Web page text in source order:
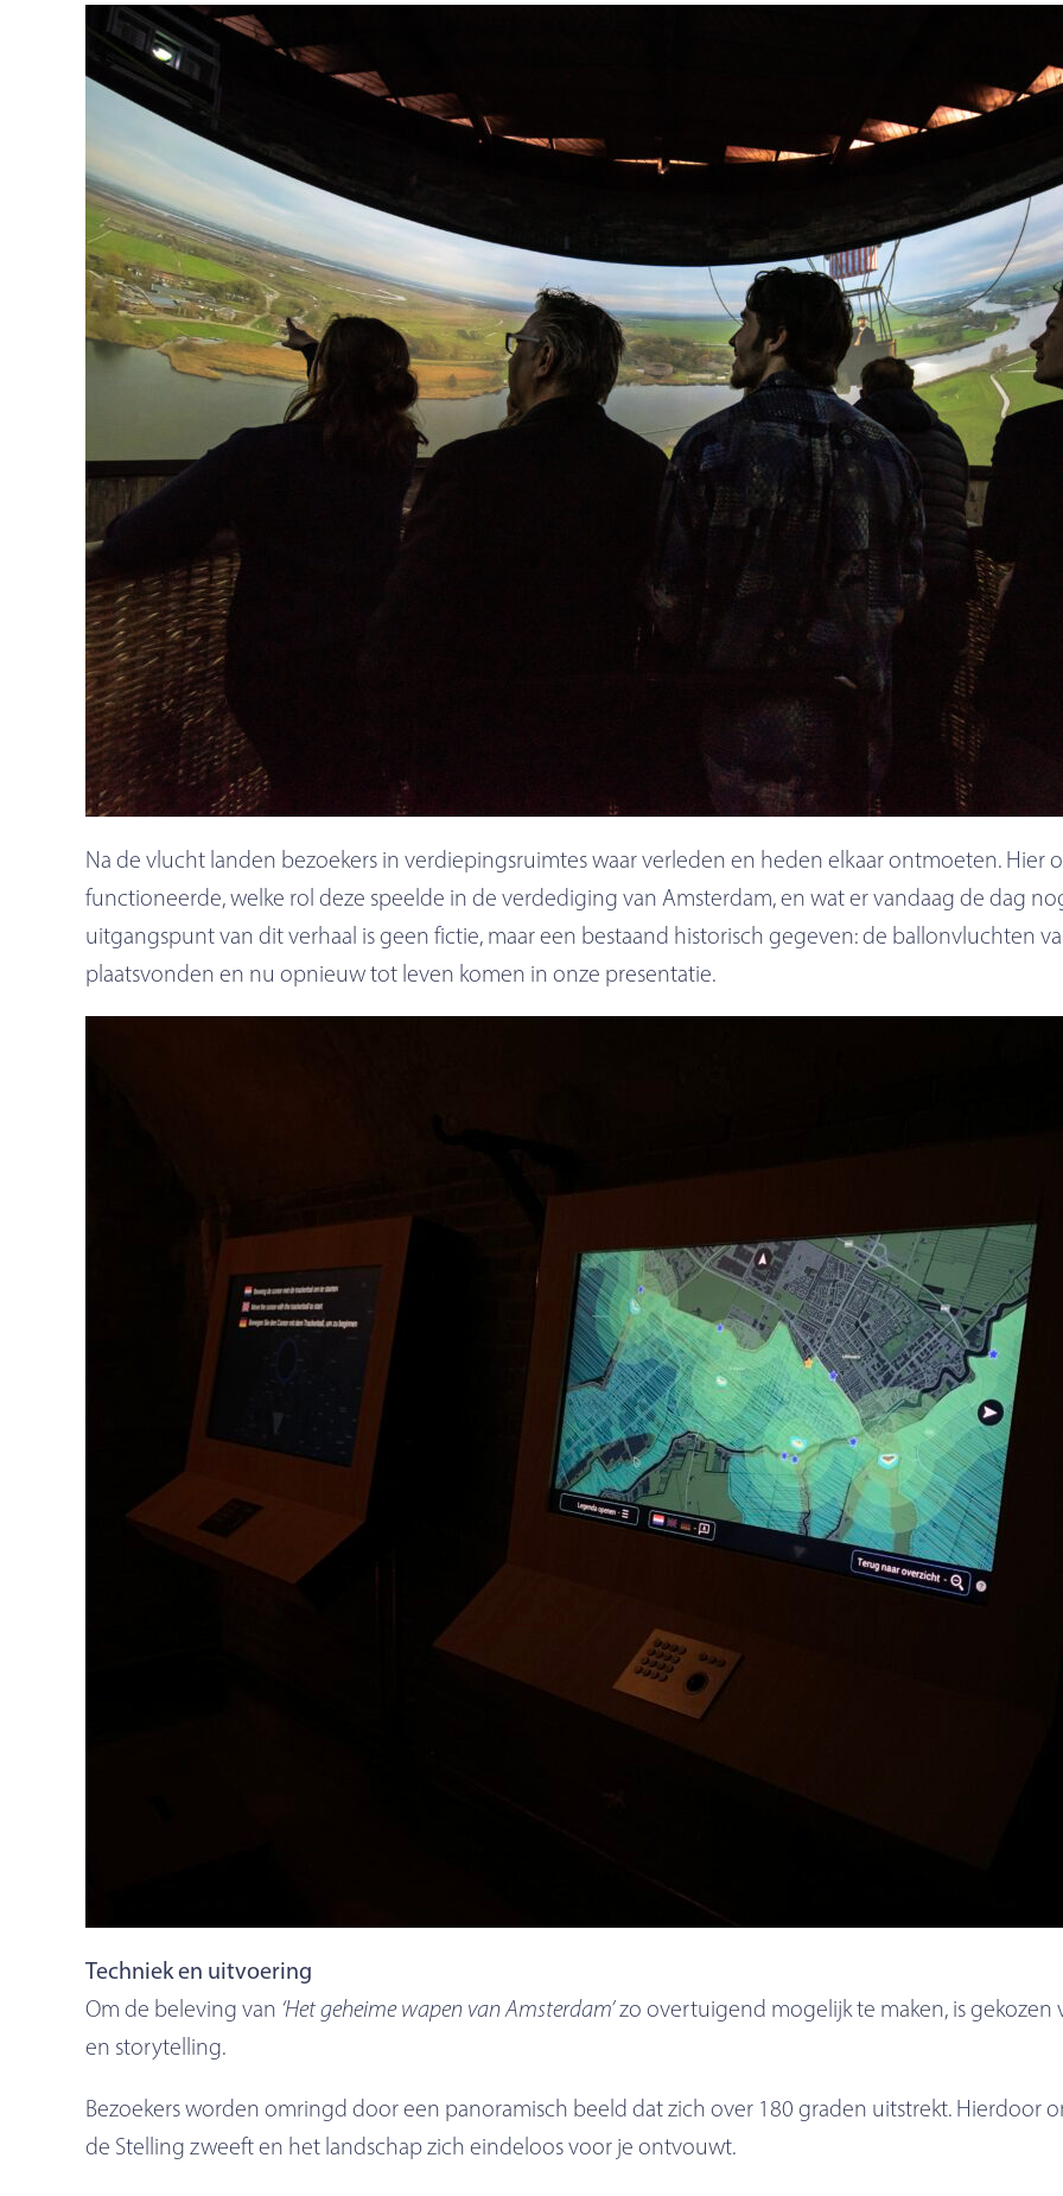
Na de vlucht landen bezoekers in verdiepingsruimtes waar verleden en heden elkaar ontmoeten. Hier
functioneerde, welke rol deze speelde in de verdediging van Amsterdam, en wat er vandaag de dag
uitgangspunt van dit verhaal is geen fictie, maar een bestaand historisch gegeven: de ballonvluchten
plaatsvonden en nu opnieuw tot leven komen in onze presentatie.
Techniek en uitvoering
Om de beleving van ‘Het geheime wapen van Amsterdam’zo overtuigend mogelijk te maken, is
en storytelling.
Bezoekers worden omringd door een panoramisch beeld dat zich over 180 graden uitstrekt. Hierdoor
de Stelling zweeft en het landschap zich eindeloos voor je ontvouwt.